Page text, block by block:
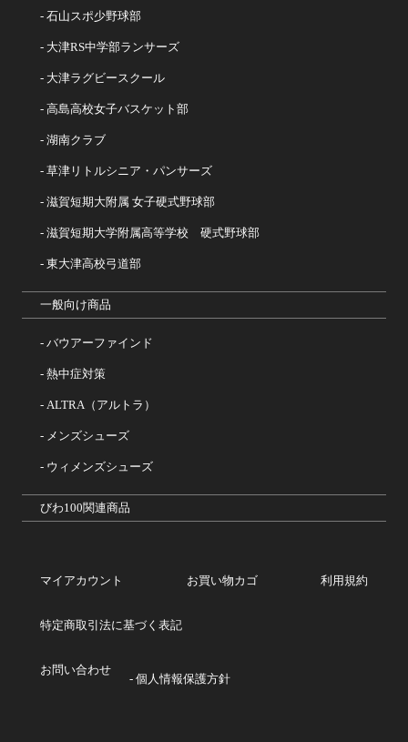
石山スポ少野球部
大津RS中学部ランサーズ
大津ラグビースクール
高島高校女子バスケット部
湖南クラブ
草津リトルシニア・パンサーズ
滋賀短期大附属 女子硬式野球部
滋賀短期大学附属高等学校 硬式野球部
東大津高校弓道部
一般向け商品
バウアーファインド
熱中症対策
ALTRA（アルトラ）
メンズシューズ
ウィメンズシューズ
びわ100関連商品
マイアカウント お買い物カゴ 利用規約
特定商取引法に基づく表記
お問い合わせ
個人情報保護方針